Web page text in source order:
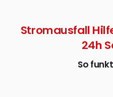
Stromausfall
24h
So